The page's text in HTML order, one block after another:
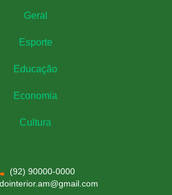
Geral
Esporte
Educação
Economia
Cultura
(92) 90000-0000